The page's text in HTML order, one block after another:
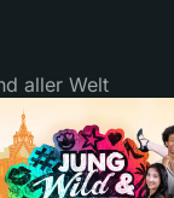
aller Welt